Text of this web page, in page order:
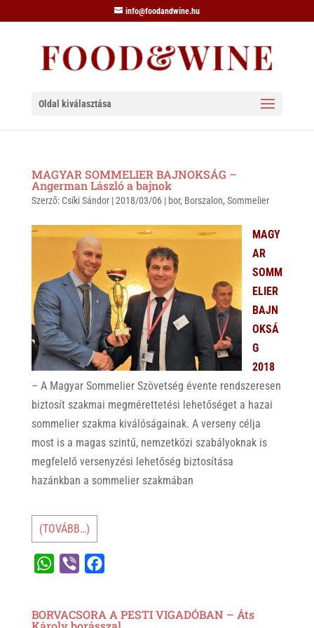
info@foodandwine.hu
Oldal kiválasztása
MAGYAR SOMMELIER BAJNOKSÁG –
Angerman László a bajnok
Szerző: Csíki Sándor|2018/03/06| bor, Borszalon, Sommelier
MAGY
AR
SOMM
ELIER
BAJN
OKSÁ
G
2018
– A Magyar Sommelier Szövetség évente rendszeresen
biztosít szakmai megmérettetési lehetőséget a hazai
sommelier szakma kiválóságainak. A verseny célja
most is a magas szintű, nemzetközi szabályoknak is
megfelelő versenyzési lehetőség biztosítása
hazánkban a sommelier szakmában
(TOVÁBB…)
t
e
e
BORVACSORA A PESTI VIGADÓBAN – Áts